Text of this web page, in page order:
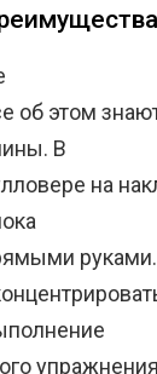
об этом
В
на
руками.